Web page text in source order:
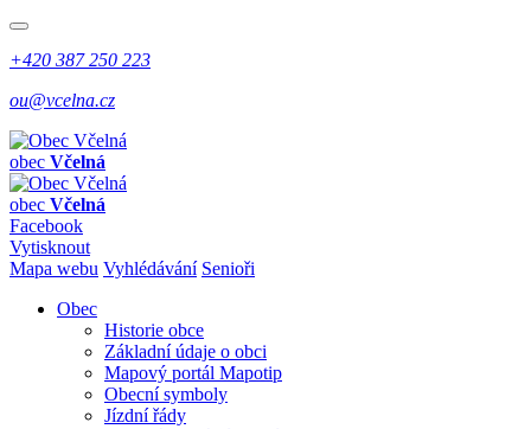
+420 387 250 223
ou@vcelna.cz
obec Včelná
obec Včelná
Facebook
Vytisknout
Mapa webu Vyhlédávání Senioři
Obec
Historie obce
Základní údaje o obci
Mapový portál Mapotip
Obecní symboly
Jízdní řády